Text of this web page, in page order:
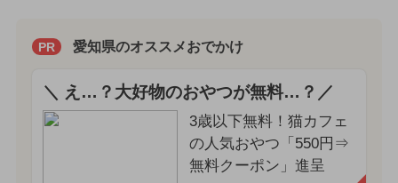
PR 愛知県のオススメおでかけ
＼ え…？大好物のおやつが無料…？／
3歳以下無料！猫カフェ
の人気おやつ「550円⇒
無料クーポン」進呈